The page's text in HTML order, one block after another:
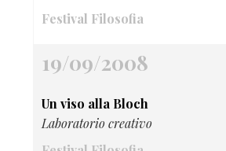
Festival Filosofia
19/09/2008
Un viso alla Bloch
Laboratorio creativo